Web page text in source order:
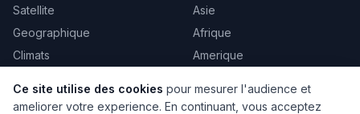
Satellite
Geographique
Climats
Politique
Asie
Afrique
Amerique
Tous les pays →
Ce site utilise des cookies pour mesurer l'audience et
ameliorer votre experience. En continuant, vous acceptez